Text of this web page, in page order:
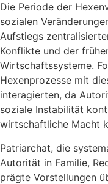
Die Periode der
sozialen
Aufstiegs
Konflikte und der
Wirtschaftssysteme.
Hexenprozesse mit
interagierten, da
soziale Instabilität
wirtschaftliche Macht
Patriarchat, die
Autorität in Familie,
prägte Vorstellungen